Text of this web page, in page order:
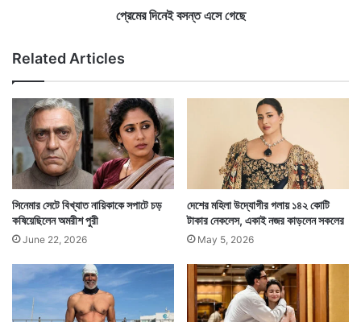
ল
ডু
ড
ছে
প্রেমের দিনেই বসন্ত এসে গেছে
Related Articles
সিনেমার সেটে বিখ্যাত নায়িকাকে সপাটে চড়
কষিয়েছিলেন অমরীশ পুরী
June 22, 2026
দেশের মহিলা উদ্যোগীর গলায় ১৪২ কোটি
টাকার নেকলেস, একাই নজর কাড়লেন সকলের
May 5, 2026